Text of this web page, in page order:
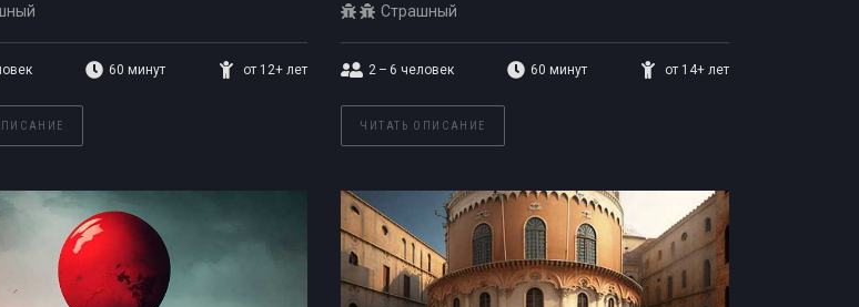
60 минут от 12+ лет
Страшный
2 – 6 человек 60 минут от 14+ лет
ЧИТАТЬ ОПИСАНИЕ